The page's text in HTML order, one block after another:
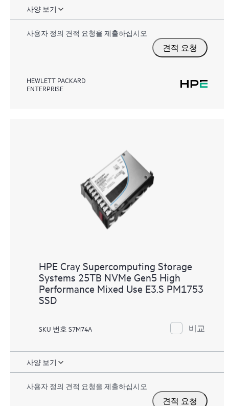
사양 보기
사용자 정의 견적 요청을 제출하십시오
견적 요청
HEWLETT PACKARD
ENTERPRISE
HPE Cray Supercomputing Storage
Systems 25TB NVMe Gen5 High
Performance Mixed Use E3.S PM1753
SSD
SKU 번호 S7M74A 비교
사양 보기
사용자 정의 견적 요청을 제출하십시오
견적 요청